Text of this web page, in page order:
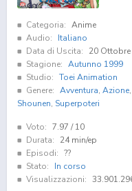
Categoria: Anime
Audio:
Italiano
Data di Uscita:
20
Stagione: Autunno 1999
Studio: Toei Animation
Genere: Avventura, Azione,
Shounen, Superpoteri
Voto: 7.97 / 10
Durata:
24 min/ep
Episodi: ??
Stato:
In corso
Visualizzazioni: